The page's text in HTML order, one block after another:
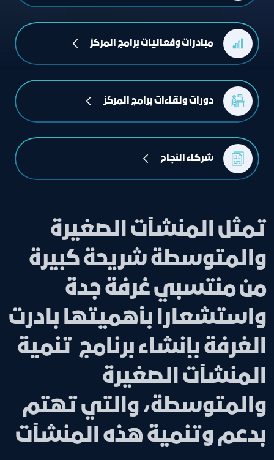
مبادرات وفعاليات برامج المركز
دورات ولقاءات برامج المركز
شركاء النجاح
تمثل المنشآت الصغيرة
والمتوسطة شريحة كبيرة
من منتسبي غرفة جدة
واستشعارا بأهميتها بادرت
الغرفة بإنشاء برنامج تنمية
المنشآت الصغيرة
والمتوسطة، والتي تهتم
بدعم وتنمية هذه المنشآت